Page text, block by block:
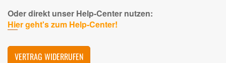
Oder direkt unser Help-Center nutzen:
Hier geht's zum Help-Center!
VERTRAG WIDERRUFEN